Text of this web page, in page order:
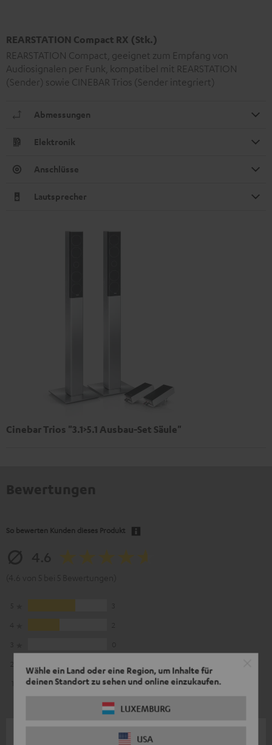
Wähle ein Land oder eine Region, um Inhalte für
deinen Standort zu sehen und online einzukaufen.
LUXEMBURG
USA
REARSTATION Compact RX (Stk.)
REARSTATION Compact, geeignet zum Empfang von
Audiosignalen per Funk, kompatibel mit REARSTATION
(Sender) sowie CINEBAR Trios (Sender integriert)
Abmessungen
Elektronik
Anschlüsse
Lautsprecher
Cinebar Trios "3.1>5.1 Ausbau-Set Säule"
So bewerten Kunden dieses Produkt
0